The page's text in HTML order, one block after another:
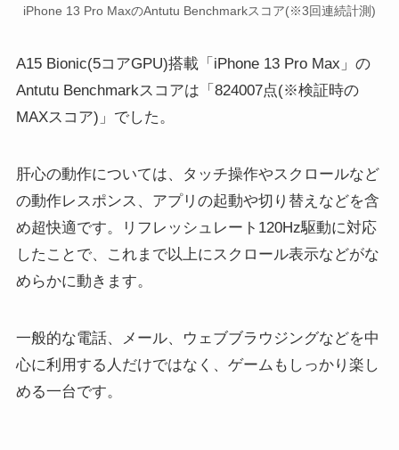
iPhone 13 Pro MaxのAntutu Benchmarkスコア(※3回連続計測)
A15 Bionic(5コアGPU)搭載「iPhone 13 Pro Max」の
Antutu Benchmarkスコアは「824007点(※検証時の
MAXスコア)」でした。
肝心の動作については、タッチ操作やスクロールなど
の動作レスポンス、アプリの起動や切り替えなどを含
め超快適です。リフレッシュレート120Hz駆動に対応
したことで、これまで以上にスクロール表示などがな
めらかに動きます。
一般的な電話、メール、ウェブブラウジングなどを中
心に利用する人だけではなく、ゲームもしっかり楽し
める一台です。